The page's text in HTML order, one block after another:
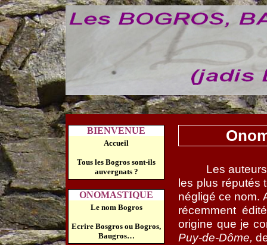
BIENVENUE
Accueil
Tous les Bogros sont-ils
auvergnats ?
ONOMASTIQUE
Le nom Bogros
Ecrire Bosgros ou Bogros,
Baugros…
Les
les plus réputés
négligé ce nom.
récemment
origine que je
Puy-de-Dôme,